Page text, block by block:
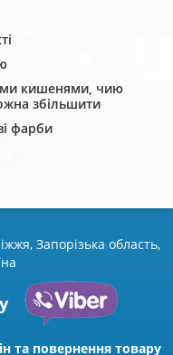
кишенями, чию
збільшити
фарби
Запорізька область,
та повернення товару